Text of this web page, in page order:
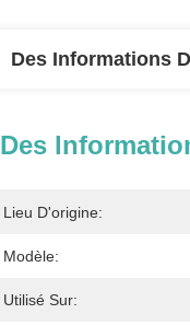
Des Informations
Des
Lieu D'origine:
Modèle:
Utilisé Sur: